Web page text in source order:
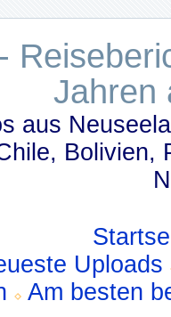
Jahren
aus
Bolivien,
Uploads
Am besten